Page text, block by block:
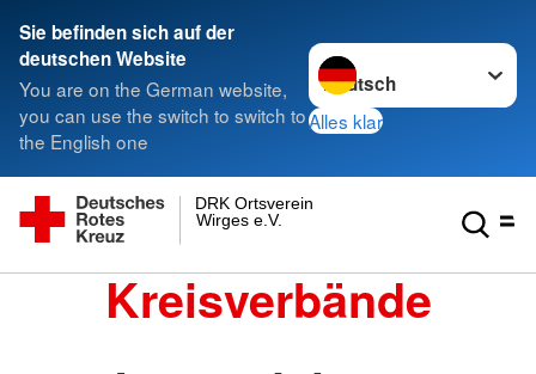
Sie befinden sich auf der
deutschen Website
You are on the German website,
you can use the switch to switch to
the English one
Sprache wechseln zu
Alles klar
Wirges e.V.
DRK Ortsverein
Kreisverbände